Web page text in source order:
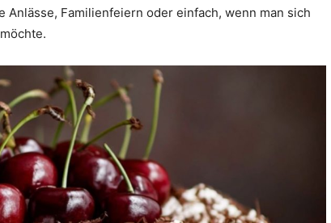
Familienfeiern oder einfach, wenn man sich